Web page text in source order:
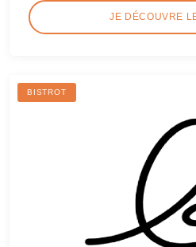
JE DÉCOUVRE
BISTROT